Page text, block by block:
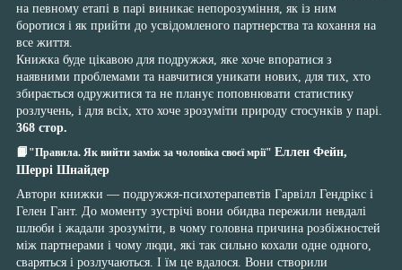
на певному етапі в парі виникає непорозуміння, як із ним
боротися і як прийти до усвідомленого партнерства та кохання на
все життя.
Книжка буде цікавою для подружжя, яке хоче впоратися з
наявними проблемами та навчитися уникати нових, для тих, хто
збирається одружитися та не планує поповнювати статистику
розлучень, і для всіх, хто хоче зрозуміти природу стосунків у парі.
368 стор.
📙 "Правила. Як вийти заміж за чоловіка своєї мрії" Еллен Фейн,
Шеррі Шнайдер
Автори книжки — подружжя-психотерапевтів Гарвілл Гендрікс і
Гелен Гант. До моменту зустрічі вони обидва пережили невдалі
шлюби і жадали зрозуміти, в чому головна причина розбіжностей
між партнерами і чому люди, які так сильно кохали одне одного,
сваряться і розлучаються. І їм це вдалося. Вони створили